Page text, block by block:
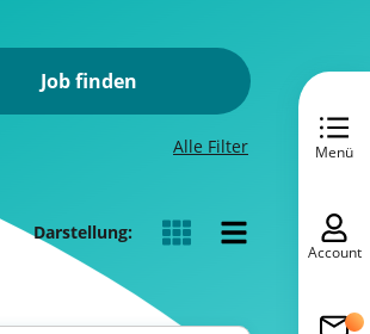
Job finden
Alle Filter
Darstellung:
Menü
Account